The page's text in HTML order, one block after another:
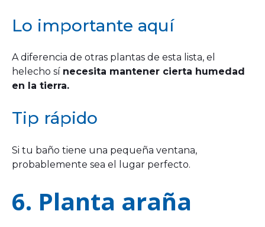
Lo importante aquí
A diferencia de otras plantas de esta lista, el
helecho sí necesita mantener cierta humedad
en la tierra.
Tip rápido
Si tu baño tiene una pequeña ventana,
probablemente sea el lugar perfecto.
6. Planta araña